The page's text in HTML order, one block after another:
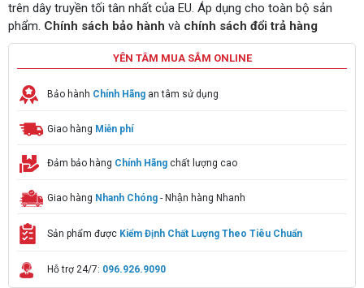
trên dây truyền tối tân nhất của EU. Áp dụng cho toàn bộ sản
phẩm. Chính sách bảo hành và chính sách đổi trả hàng
YÊN TÂM MUA SẮM ONLINE
Bảo hành Chính Hãng an tâm sử dụng
Giao hàng Miễn phí
Đảm bảo hàng Chính Hãng chất lượng cao
Giao hàng Nhanh Chóng - Nhận hàng Nhanh
Sản phẩm được Kiểm Định Chất Lượng Theo Tiêu Chuẩn
Hỗ trợ 24/7: 096.926.9090